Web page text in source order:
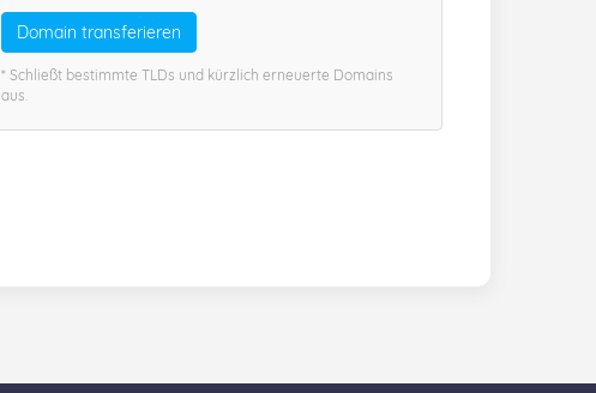
Domain transferieren
* Schließt bestimmte TLDs und kürzlich erneuerte Domains
aus.